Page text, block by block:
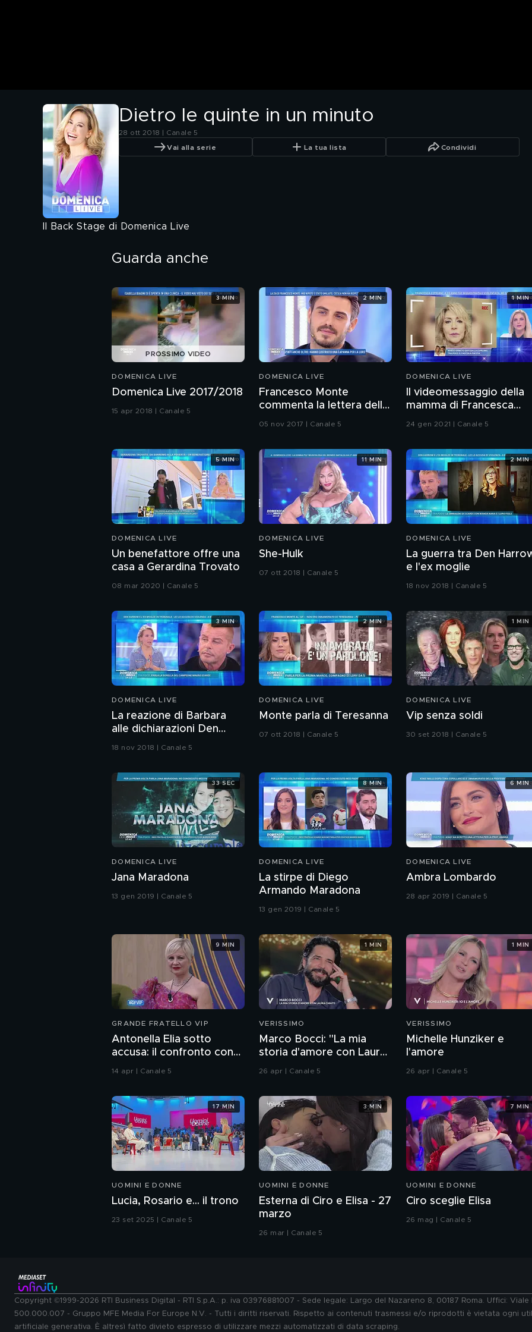
Dietro le quinte in un minuto
28 ott 2018 | Canale 5
Vai alla serie La tua lista Condividi
Il Back Stage di Domenica Live
Guarda anche
PROSSIMO VIDEO
DOMENICA LIVE
Domenica Live 2017/2018
15 apr 2018 | Canale 5
3 MIN
DOMENICA LIVE
Francesco Monte
commenta la lettera della
05 nov 2017 | Canale 5
2 MIN
DOMENICA LIVE
Il videomessaggio della
mamma di Francesca
24 gen 2021 | Canale 5
1 MIN
DOMENICA LIVE
Un benefattore offre una
casa a Gerardina Trovato
08 mar 2020 | Canale 5
5 MIN
DOMENICA LIVE
She-Hulk
07 ott 2018 | Canale 5
11 MIN
DOMENICA LIVE
La guerra tra Den
e l'ex moglie
18 nov 2018 | Canale 5
2 MIN
DOMENICA LIVE
La reazione di Barbara
alle dichiarazioni Den
18 nov 2018 | Canale 5
3 MIN
DOMENICA LIVE
Monte parla di Teresanna
07 ott 2018 | Canale 5
2 MIN
DOMENICA LIVE
Vip senza soldi
30 set 2018 | Canale 5
1 MIN
DOMENICA LIVE
Jana Maradona
13 gen 2019 | Canale 5
33 SEC
DOMENICA LIVE
La stirpe di Diego
Armando Maradona
13 gen 2019 | Canale 5
8 MIN
DOMENICA LIVE
Ambra Lombardo
28 apr 2019 | Canale 5
6 MIN
GRANDE FRATELLO VIP
Antonella Elia sotto
accusa: il confronto con
Paola Caruso
14 apr | Canale 5
9 MIN
VERISSIMO
Marco Bocci: "La mia
storia d'amore con Laura
Chiatti"
26 apr | Canale 5
1 MIN
VERISSIMO
Michelle Hunziker e
l'amore
26 apr | Canale 5
1 MIN
UOMINI E DONNE
Lucia, Rosario e... il trono
23 set 2025 | Canale 5
17 MIN
UOMINI E DONNE
Esterna di Ciro e Elisa - 27
marzo
26 mar | Canale 5
3 MIN
UOMINI E DONNE
Ciro sceglie Elisa
26 mag | Canale 5
7 MIN
Copyright ©1999-2026 RTI Business Digital - RTI S.p.A.: p. iva 03976881007 - Sede legale: Largo del Nazareno 8, 00187 Roma. Uffici:
500.000.007 - Gruppo MFE Media For Europe N.V. - Tutti i diritti riservati. Rispetto ai contenuti trasmessi e/o riprodotti è vietata ogni
artificiale generativa. È altresì fatto divieto espresso di utilizzare mezzi automatizzati di data scraping.